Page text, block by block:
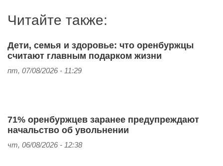
Читайте также:
Дети, семья и здоровье: что оренбуржцы
считают главным подарком жизни
пт, 07/08/2026 - 11:29
71% оренбуржцев заранее предупреждают
начальство об увольнении
чт, 06/08/2026 - 12:38